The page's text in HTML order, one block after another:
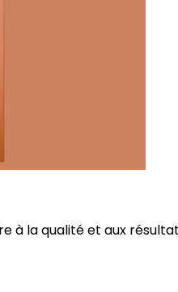
qualité et aux